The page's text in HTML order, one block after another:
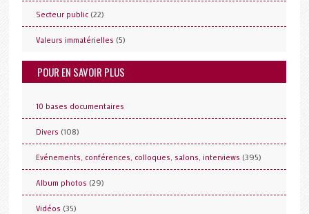
Secteur public (22)
Valeurs immatérielles (5)
POUR EN SAVOIR PLUS
10 bases documentaires
Divers (108)
Evénements, conférences, colloques, salons, interviews (395)
Album photos (29)
Vidéos (35)